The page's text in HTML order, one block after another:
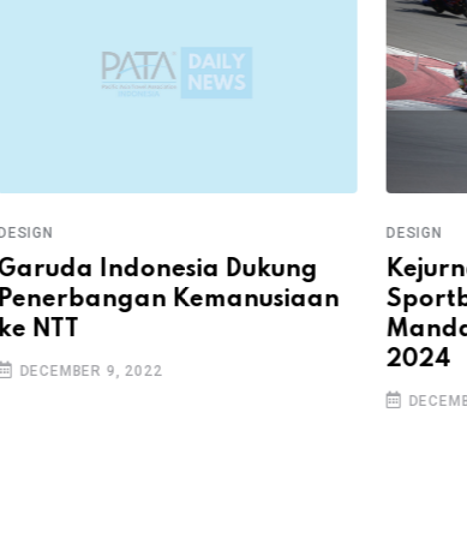
DESIGN
Kejurnas Balap Motor
Sportbike Pertamina
Mandalika Racing Series
2024
DESIGN